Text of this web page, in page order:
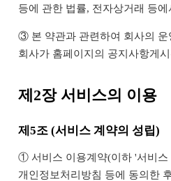
등에 관한 법률, 전자상거래 등
③ 본 약관과 관련하여 회사의 운
회사가 홈페이지의 공지사항게
제2장 서비스의 이용
제5조 (서비스 계약의 성립)
① 서비스 이용계약(이하 '서비스
개인정보처리방침 등에 동의한